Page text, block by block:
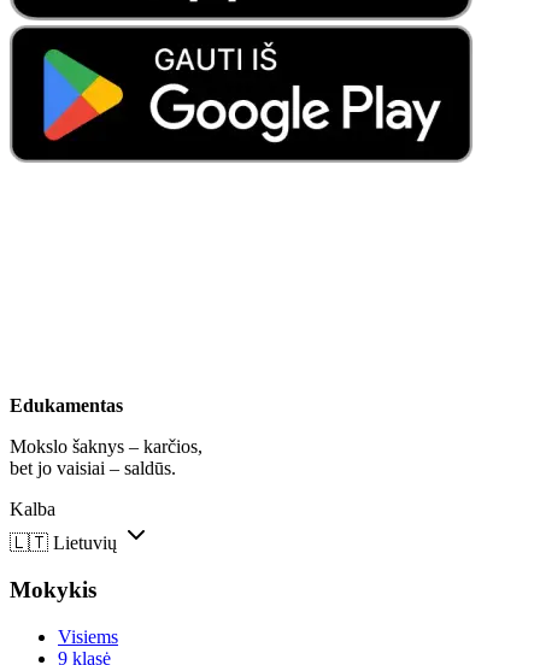
Edukamentas
Mokslo šaknys – karčios,
bet jo vaisiai – saldūs.
Kalba
🇱🇹 Lietuvių
Mokykis
Visiems
9 klasė